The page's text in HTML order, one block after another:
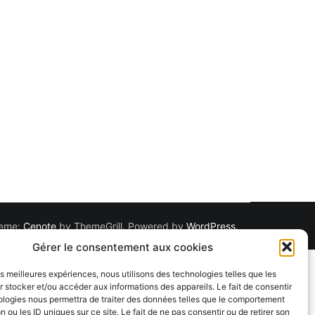
Gérer le consentement aux cookies
meilleures expériences, nous utilisons des technologies telles que les
stocker et/ou accéder aux informations des appareils. Le fait de consentir
nous permettra de traiter des données telles que le comportement
ou les ID uniques sur ce site. Le fait de ne pas consentir ou de retirer son
Cenote by ThemeGrill. Powered by WordPress.